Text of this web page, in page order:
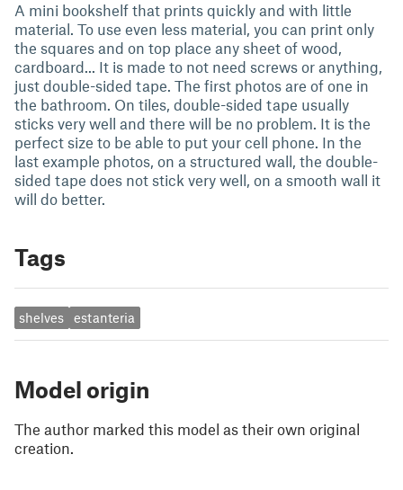
A mini bookshelf that prints quickly and with little
material. To use even less material, you can print only
the squares and on top place any sheet of wood,
cardboard... It is made to not need screws or anything,
just double-sided tape. The first photos are of one in
the bathroom. On tiles, double-sided tape usually
sticks very well and there will be no problem. It is the
perfect size to be able to put your cell phone. In the
last example photos, on a structured wall, the double-
sided tape does not stick very well, on a smooth wall it
will do better.
Tags
shelves estanteria
Model origin
The author marked this model as their own original
creation.